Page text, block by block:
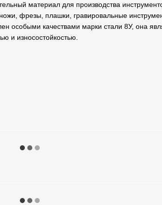
материал для производства
фрезы, плашки, гравировальные
особыми качествами марки стали 8У, она
и износостойкостью.